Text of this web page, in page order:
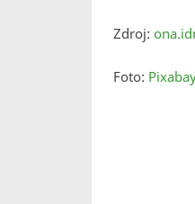
Zdroj:
Foto: